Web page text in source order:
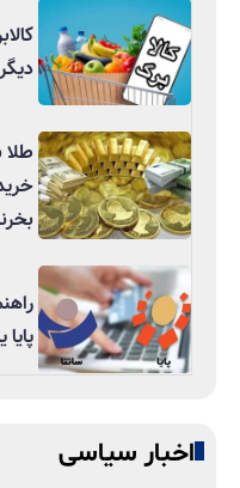
اخبار سیاسی